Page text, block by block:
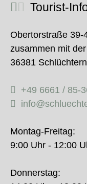
Tourist-
Obertorstraße 39-
zusammen mit
36381 Schlüchtern
+49 6661 / 85-
Montag-Freitag:
9:00 Uhr - 12:00
Donnerstag: